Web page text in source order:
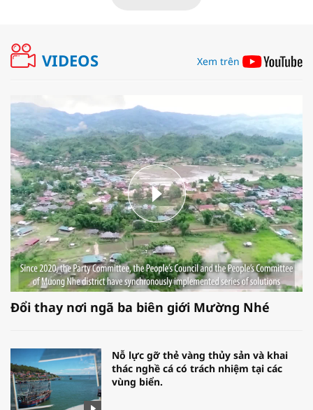
VIDEOS Xem trên
Đổi thay nơi ngã ba biên giới Mường Nhé
Nỗ lực gỡ thẻ vàng thủy sản và khai
thác nghề cá có trách nhiệm tại các
vùng biển.